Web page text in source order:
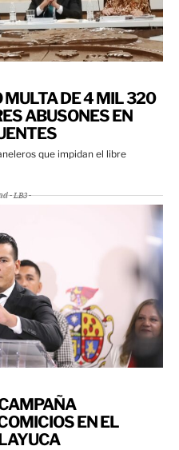
MULTA DE 4 MIL 320
ABUSONES EN
que impidan el libre
- LB3 -
EN EL